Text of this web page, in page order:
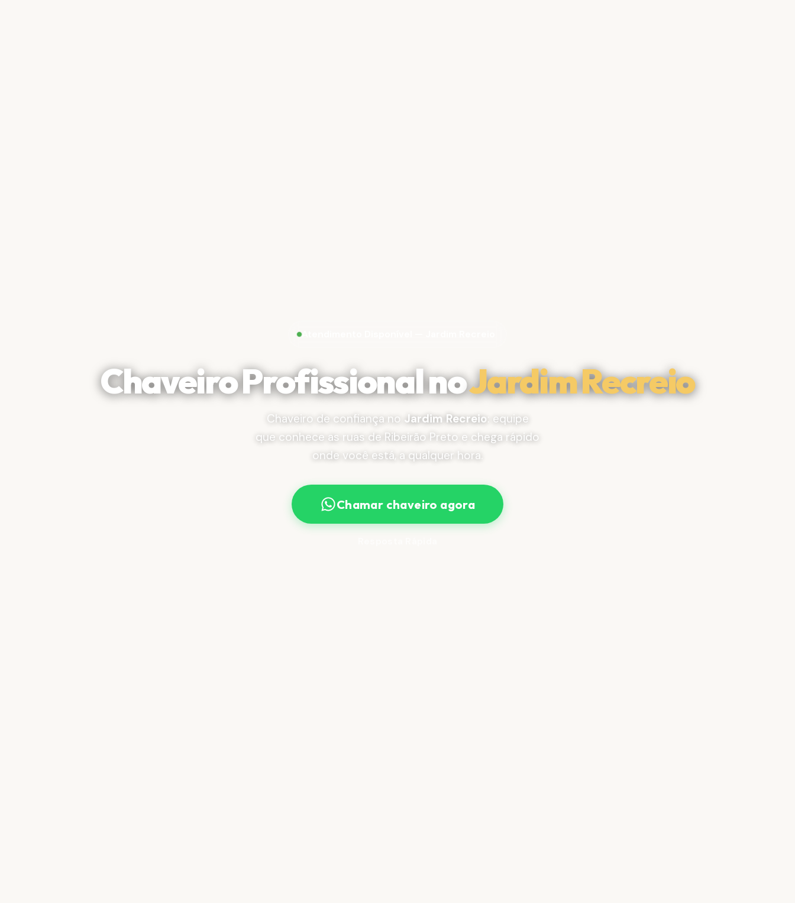
Atendimento Disponível — Jardim Recreio
Chaveiro Profissional noJardim Recreio
Chaveiro de confiança no Jardim Recreio: equipe
que conhece as ruas de Ribeirão Preto e chega rápido
onde você está, a qualquer hora.
Chamar chaveiro agora